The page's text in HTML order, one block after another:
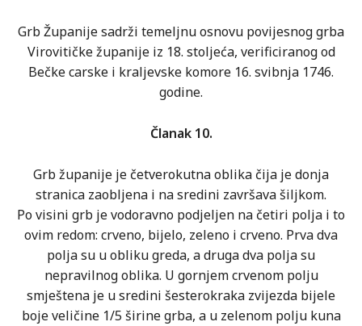
Grb Županije sadrži temeljnu osnovu povijesnog grba
Virovitičke županije iz 18. stoljeća, verificiranog od
Bečke carske i kraljevske komore 16. svibnja 1746.
godine.
Članak 10.
Grb županije je četverokutna oblika čija je donja
stranica zaobljena i na sredini završava šiljkom.
Po visini grb je vodoravno podjeljen na četiri polja i to
ovim redom: crveno, bijelo, zeleno i crveno. Prva dva
polja su u obliku greda, a druga dva polja su
nepravilnog oblika. U gornjem crvenom polju
smještena je u sredini šesterokraka zvijezda bijele
boje veličine 1/5 širine grba, a u zelenom polju kuna